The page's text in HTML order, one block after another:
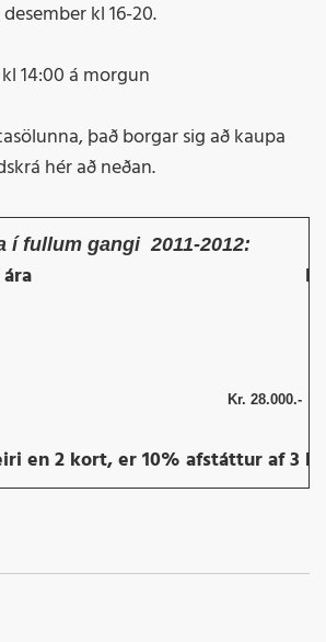
kl 16-20.
14:00 á morgun
það borgar sig að kaupa
hér að neðan.
í fullum gangi 2011-2012:
Kr. 28.000.-
en 2 kort, er 10% afstáttur af 3